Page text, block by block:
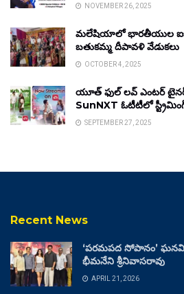
NOVEMBER 26, 2025
మలేషియాలో భారతీయుల
బతుకమ్మ దీపావళి వేడుకలు
OCTOBER 4, 2025
యూత్ ఫుల్ లవ్ ఎంటర్
SunNXT ఓటీటీలో
SEPTEMBER 27, 2025
Recent News
‘పరమపద సోపానం’
భీమనేని శ్రీనివాసరావు
APRIL 21, 2026